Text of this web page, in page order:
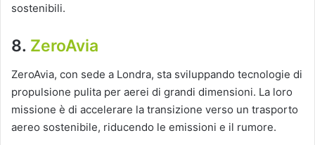
sostenibili.
8. ZeroAvia
ZeroAvia, con sede a Londra, sta sviluppando tecnologie di
propulsione pulita per aerei di grandi dimensioni. La loro
missione è di accelerare la transizione verso un trasporto
aereo sostenibile, riducendo le emissioni e il rumore.